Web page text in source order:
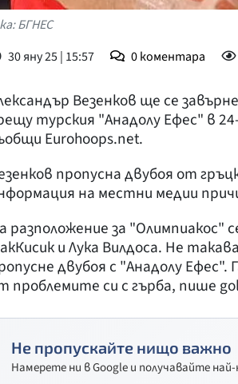
БГНЕС
30 яну 25 | 15:57
0коментара
Везенков ще се
турския "Анадолу Ефес" в
Eurohoops.net.
пропусна двубоя от
на местни медии
разположение за
и Лука Вилдоса. Не
двубоя с "Анадолу
проблемите си с гърба, пише
Не пропускайте нищо важно
Намерете ни в Google и получавайте